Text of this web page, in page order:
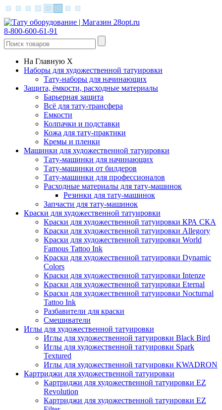
8-800-600-61-91
На Главную X
Наборы для художественной татуировки
Тату-наборы для начинающих
Защита, ёмкости, расходные материалы
Барьерная защита
Всё для тату-трансфера
Емкости
Колпачки и подставки
Кожа для тату-практики
Кремы и пленки
Машинки для художественной татуировки
Тату-машинки для начинающих
Тату-машинки от билдеров
Тату-машинки для профессионалов
Расходные материалы для тату-машинок
Резинки для тату-машинок
Запчасти для тату-машинок
Краски для художественной татуировки
Краски для художественной татуировки КРА СКА
Краски для художественной татуировки Allegory
Краски для художественной татуировки World
Famous Tattoo Ink
Краски для художественной татуировки Dynamic
Colors
Краски для художественной татуировки Intenze
Краски для художественной татуировки Eternal
Краски для художественной татуировки Nocturnal
Tattoo Ink
Разбавители для краски
Смешиватели
Иглы для художественной татуировки
Иглы для художественной татуировки Black Bird
Иглы для художественной татуировки Spark
Textured
Иглы для художественной татуировки KWADRON
Картриджи для художественной татуировки
Картриджи для художественной татуировки EZ
Revolution
Картриджи для художественной татуировки EZ